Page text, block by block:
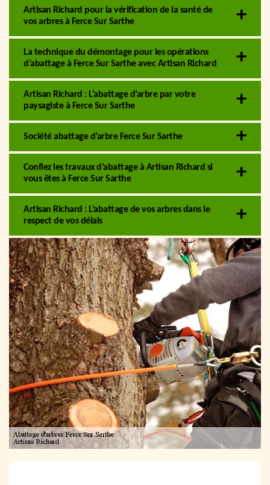
Artisan Richard pour la vérification de la santé de
vos arbres à Ferce Sur Sarthe
La technique du démontage pour les opérations
d’abattage à Ferce Sur Sarthe avec Artisan Richard
Artisan Richard : L’abattage d’arbre par votre
paysagiste à Ferce Sur Sarthe
Société abattage d’arbre Ferce Sur Sarthe
Confiez les travaux d’abattage à Artisan Richard si
vous êtes à Ferce Sur Sarthe
Artisan Richard : L’abattage de vos arbres dans le
respect de vos délais